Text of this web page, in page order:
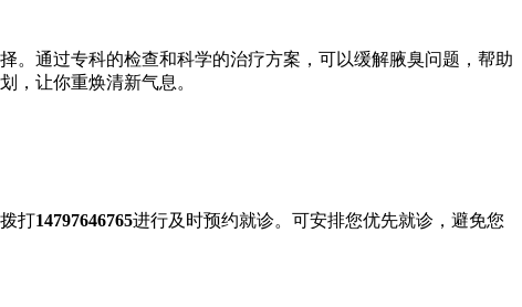
。通过专科的检查和科学的治疗方案，可以缓解腋臭问题，帮助
，让你重焕清新气息。
打14797646765进行及时预约就诊。可安排您优先就诊，避免您